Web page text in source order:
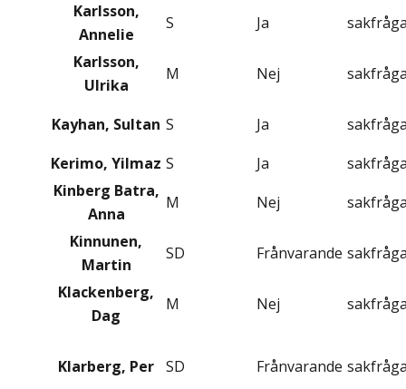
Karlsson,
Annelie
S Ja
Karlsson,
Ulrika
M Nej
Kayhan, Sultan S Ja
Kerimo, Yilmaz S Ja
Kinberg Batra,
Anna
M Nej
Kinnunen,
Martin
SD Frånvarande
Klackenberg,
Dag
M Nej
Klarberg, Per SD Frånvarande